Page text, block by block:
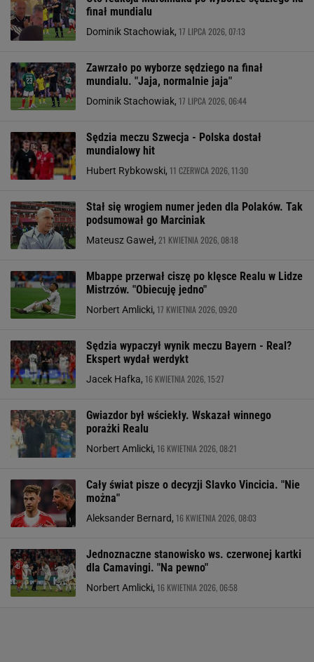
finał mundialu
Dominik Stachowiak, 17 LIPCA 2026, 07:13
Zawrzało po wyborze sędziego na finał
mundialu. "Jaja, normalnie jaja"
Dominik Stachowiak, 17 LIPCA 2026, 06:44
Sędzia meczu Szwecja - Polska dostał
mundialowy hit
Hubert Rybkowski, 11 CZERWCA 2026, 11:30
Stał się wrogiem numer jeden dla Polaków. Tak
podsumował go Marciniak
Mateusz Gaweł, 21 KWIETNIA 2026, 08:18
Mbappe przerwał ciszę po klęsce Realu w Lidze
Mistrzów. "Obiecuję jedno"
Norbert Amlicki, 17 KWIETNIA 2026, 09:20
Sędzia wypaczył wynik meczu Bayern - Real?
Ekspert wydał werdykt
Jacek Hafka, 16 KWIETNIA 2026, 15:27
Gwiazdor był wściekły. Wskazał winnego
porażki Realu
Norbert Amlicki, 16 KWIETNIA 2026, 08:21
Cały świat pisze o decyzji Slavko Vincicia. "Nie
można"
Aleksander Bernard, 16 KWIETNIA 2026, 08:03
Jednoznaczne stanowisko ws. czerwonej kartki
dla Camavingi. "Na pewno"
Norbert Amlicki, 16 KWIETNIA 2026, 06:58